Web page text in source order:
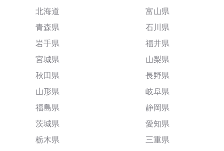
北海道
青森県
岩手県
宮城県
秋田県
山形県
福島県
茨城県
栃木県
富山県
石川県
福井県
山梨県
長野県
岐阜県
静岡県
愛知県
三重県